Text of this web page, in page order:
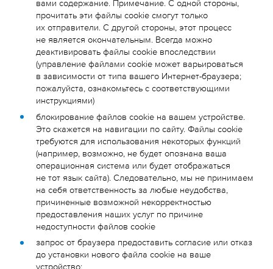
прочитать эти файлы cookie смогут только
их отправители. С другой стороны, этот процесс
не является окончательным. Всегда можно
деактивировать файлы cookie впоследствии
(управление файлами cookie может варьироваться
в зависимости от типа вашего Интернет-браузера;
пожалуйста, ознакомьтесь с соответствующими
инструкциями)
блокирование файлов cookie на вашем устройстве.
Это скажется на навигации по сайту. Файлы cookie
требуются для использования некоторых функций
(например, возможно, не будет опознана ваша
операционная система или будет отображаться
не тот язык сайта). Следовательно, мы не принимаем
на себя ответственность за любые неудобства,
причиненные возможной некорректностью
предоставления наших услуг по причине
недоступности файлов cookie
запрос от браузера предоставить согласие или отказ
до установки нового файла cookie на ваше
устройство;